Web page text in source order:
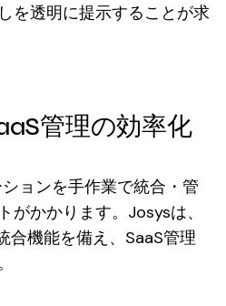
を透明に提示することが求
管理の効率化
ョンを手作業で統合・管
がかかります。Josysは、
合機能を備え、SaaS管理